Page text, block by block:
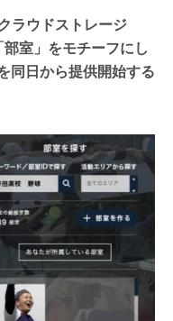
ラウドストレージ
室」をモチーフにし
同日から提供開始する